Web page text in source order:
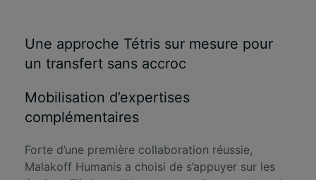
Une approche Tétris sur mesure pour
un transfert sans accroc
Mobilisation d’expertises
complémentaires
Forte d’une première collaboration réussie,
Malakoff Humanis a choisi de s’appuyer sur les